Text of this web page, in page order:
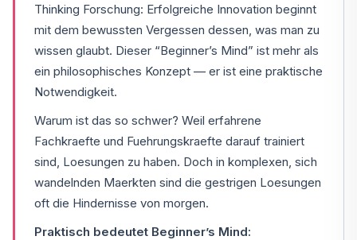
Thinking Forschung: Erfolgreiche Innovation beginnt
mit dem bewussten Vergessen dessen, was man zu
wissen glaubt. Dieser “Beginner’s Mind” ist mehr als
ein philosophisches Konzept — er ist eine praktische
Notwendigkeit.
Warum ist das so schwer? Weil erfahrene
Fachkraefte und Fuehrungskraefte darauf trainiert
sind, Loesungen zu haben. Doch in komplexen, sich
wandelnden Maerkten sind die gestrigen Loesungen
oft die Hindernisse von morgen.
Praktisch bedeutet Beginner’s Mind: